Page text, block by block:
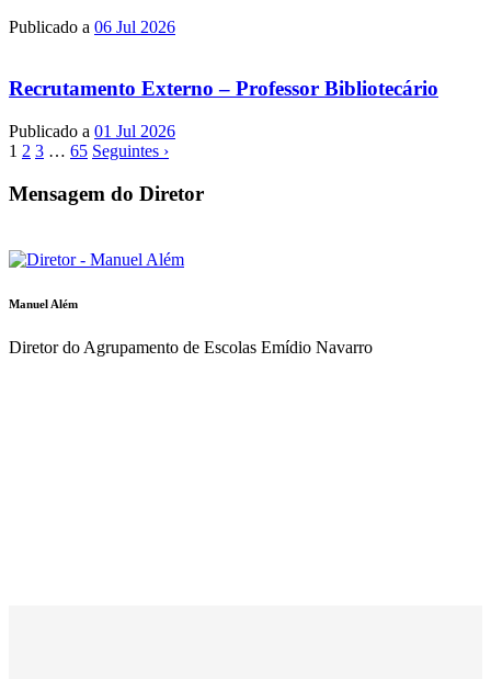
Publicado a 06 Jul 2026
Recrutamento Externo – Professor Bibliotecário
Publicado a 01 Jul 2026
1 2 3 … 65 Seguintes ›
Mensagem do Diretor
Manuel Além
Diretor do Agrupamento de Escolas Emídio Navarro